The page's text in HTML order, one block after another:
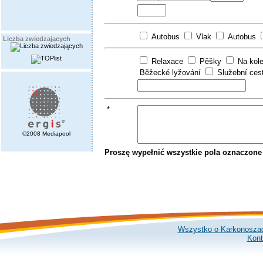
Liczba zwiedzających
©2008 Mediapool
Autobus Vlak Autobus
Relaxace Pěšky
Na
Běžecké lyžování
Služební
*
Proszę wypełnić wszystkie pola
Wszystko o